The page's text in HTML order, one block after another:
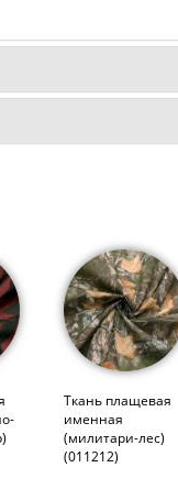
Ткань плащевая
именная
(милитари-лес)
(011212)